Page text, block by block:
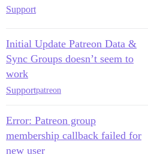
Support
Initial Update Patreon Data &
Sync Groups doesn’t seem to
work
Supportpatreon
Error: Patreon group
membership callback failed for
new user